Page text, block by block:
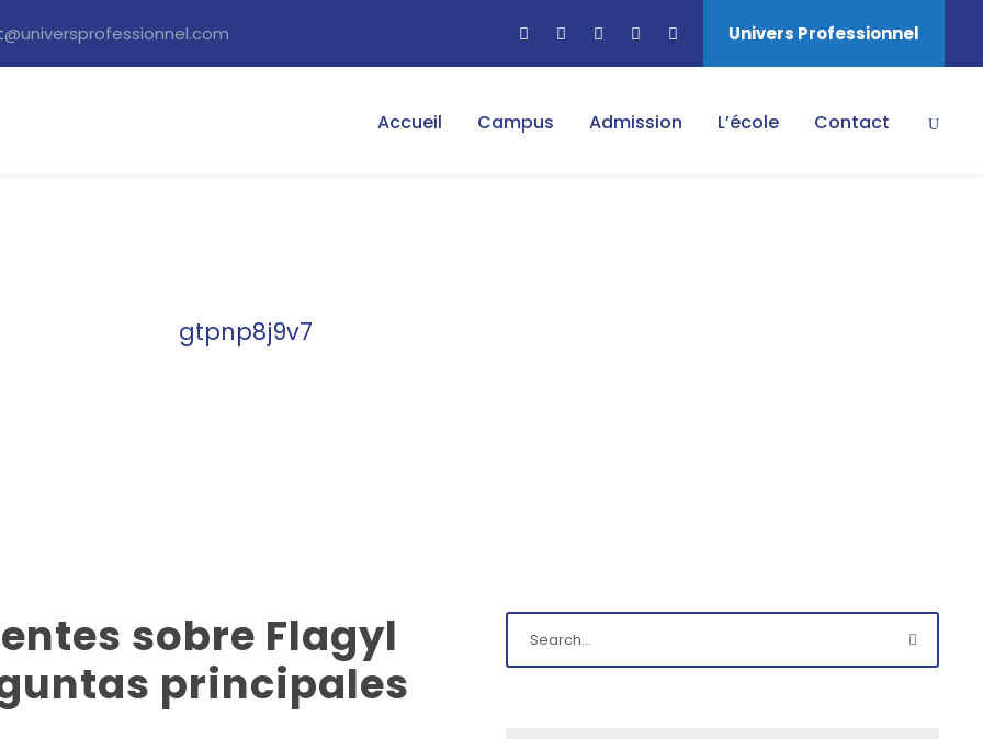
Univers Professionnel
Accueil Campus Admission L’école Contact
gtpnp8j9v7
sobre Flagyl
principales